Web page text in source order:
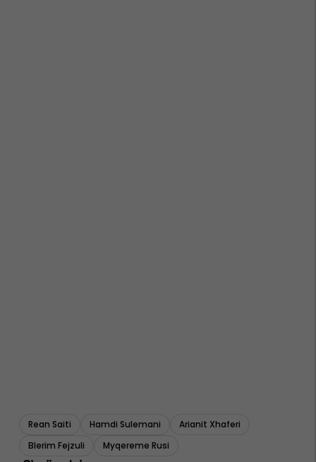
Rean Saiti Hamdi Sulemani
Arianit Xhaferi
Blerim Fejzuli
Myqereme Rusi